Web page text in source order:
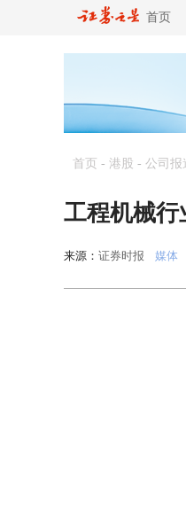
首页
首页 - 港股 - 公司报
工程机械行
来源： 证券时报 媒体